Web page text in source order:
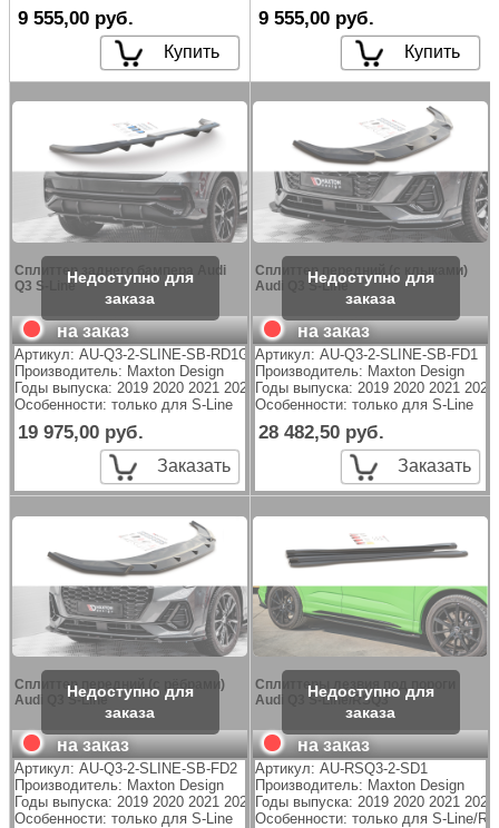
9 555,00 руб.
Купить
9 555,00 руб.
Купить
Сплиттер заднего бампера Audi
Q3 S-Line
на заказ
Артикул: AU-Q3-2-SLINE-SB-RD1G+RD2
Производитель: Maxton Design
Годы выпуска: 2019 2020 2021 2022 2023
Особенности: только для S-Line
19 975,00 руб.
Заказать
Сплиттер передний (с клыками)
Audi Q3 S-Line
на заказ
Артикул: AU-Q3-2-SLINE-SB-FD1
Производитель: Maxton Design
Годы выпуска: 2019 2020 2021 2022
Особенности: только для S-Line
28 482,50 руб.
Заказать
Сплиттер передний (с рёбрами)
Audi Q3 S-Line
на заказ
Артикул: AU-Q3-2-SLINE-SB-FD2
Производитель: Maxton Design
Годы выпуска: 2019 2020 2021 2022 2023
Особенности: только для S-Line
Сплиттеры лезвия под пороги
Audi Q3 S-Line/RSQ3
на заказ
Артикул: AU-RSQ3-2-SD1
Производитель: Maxton Design
Годы выпуска: 2019 2020 2021 2022
Особенности: только для S-Line/